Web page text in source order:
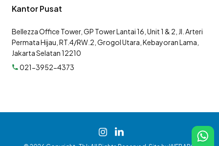
Kantor Pusat
Bellezza Office Tower, GP Tower Lantai 16, Unit 1 & 2, Jl. Arteri
Permata Hijau, RT.4/RW.2, Grogol Utara, Kebayoran Lama,
Jakarta Selatan 12210
021-3952-4373